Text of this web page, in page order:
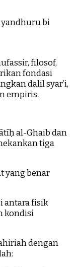
yandhuru bi
filosof,
fondasi
dalil syar’i,
empiris.
al-Ghaib dan
tiga
yang benar
antara fisik
kondisi
dengan